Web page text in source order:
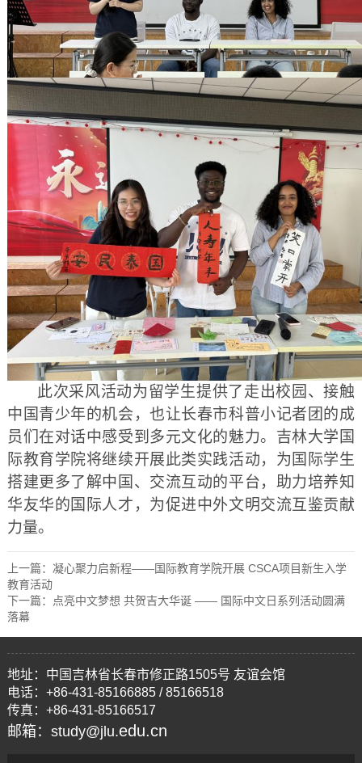
此次采风活动为留学生提供了走出校园、接触
中国青少年的机会，也让长春市科普小记者团的成
员们 在对话中感受到多元文化的魅力。吉林大学国
际教育学院将继续开展此类实践活动，为国际学生
搭建更多了解中国、交流互动的平台，助力培养知
华友华的国际人才，为促进中外文明交流互鉴贡献
力量。
上一篇： 凝心聚力启新程——国际教育学院开展 CSCA项目新生入学
教育活动
下一篇：
点亮中文梦想 共贺吉大华诞 —— 国际中文日系列活动圆满
落幕
地址：中国吉林省长春市修正路1505号 友谊会馆
电话：+86-431-85166885 / 85166518
传真：+86-431-85166517
邮箱：study@jlu.edu.cn